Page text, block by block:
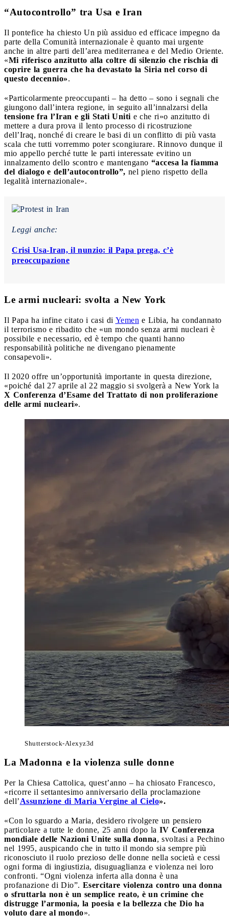
“Autocontrollo” tra Usa e Iran
Il pontefice ha chiesto Un più assiduo ed efficace impegno da
parte della Comunità internazionale è quanto mai urgente
anche in altre parti dell’area mediterranea e del Medio Oriente.
«Mi riferisco anzitutto alla coltre di silenzio che rischia di
coprire la guerra che ha devastato la Siria nel corso di
questo decennio».
«Particolarmente preoccupanti – ha detto – sono i segnali che
giungono dall’intera regione, in seguito all’innalzarsi della
tensione fra l’Iran e gli Stati Uniti e che ri»o anzitutto di
mettere a dura prova il lento processo di ricostruzione
dell’Iraq, nonché di creare le basi di un conflitto di più vasta
scala che tutti vorremmo poter scongiurare. Rinnovo dunque il
mio appello perché tutte le parti interessate evitino un
innalzamento dello scontro e mantengano “accesa la fiamma
del dialogo e dell’autocontrollo”, nel pieno rispetto della
legalità internazionale».
Leggi anche:
Crisi Usa-Iran, il nunzio: il Papa prega, c’è
preoccupazione
Le armi nucleari: svolta a New York
Il Papa ha infine citato i casi di Yemen e Libia, ha condannato
il terrorismo e ribadito che «un mondo senza armi nucleari è
possibile e necessario, ed è tempo che quanti hanno
responsabilità politiche ne divengano pienamente
consapevoli».
Il 2020 offre un’opportunità importante in questa direzione,
«poiché dal 27 aprile al 22 maggio si svolgerà a New York la
X Conferenza d’Esame del Trattato di non proliferazione
delle armi nucleari».
Shutterstock-Alexyz3d
La Madonna e la violenza sulle donne
Per la Chiesa Cattolica, quest’anno – ha chiosato Francesco,
«ricorre il settantesimo anniversario della proclamazione
dell’Assunzione di Maria Vergine al Cielo».
«Con lo sguardo a Maria, desidero rivolgere un pensiero
particolare a tutte le donne, 25 anni dopo la IV Conferenza
mondiale delle Nazioni Unite sulla donna, svoltasi a Pechino
nel 1995, auspicando che in tutto il mondo sia sempre più
riconosciuto il ruolo prezioso delle donne nella società e cessi
ogni forma di ingiustizia, disuguaglianza e violenza nei loro
confronti. “Ogni violenza inferta alla donna è una
profanazione di Dio”. Esercitare violenza contro una donna
o sfruttarla non è un semplice reato, è un crimine che
distrugge l’armonia, la poesia e la bellezza che Dio ha
voluto dare al mondo».